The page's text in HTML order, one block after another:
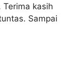
kasih
Sampai